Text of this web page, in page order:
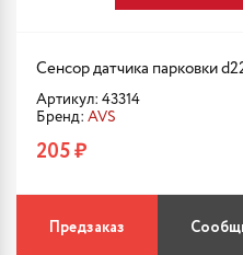
Сенсор датчика парковки
Артикул: 43314
Бренд: AVS
205 ₽
Предзаказ